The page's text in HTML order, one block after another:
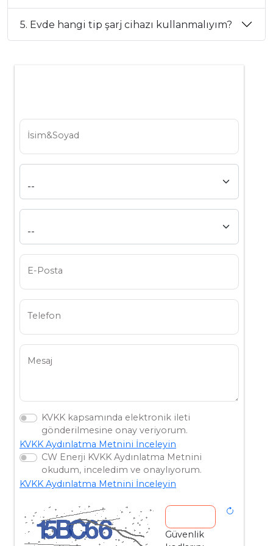
5. Evde hangi tip şarj cihazı kullanmalıyım?
İsim&Soyad
E-Posta
Telefon
Mesaj
KVKK kapsamında elektronik ileti
gönderilmesine onay veriyorum.
KVKK Aydınlatma Metnini İnceleyin
CW Enerji KVKK Aydınlatma Metnini
okudum, inceledim ve onaylıyorum.
KVKK Aydınlatma Metnini İnceleyin
Güvenlik